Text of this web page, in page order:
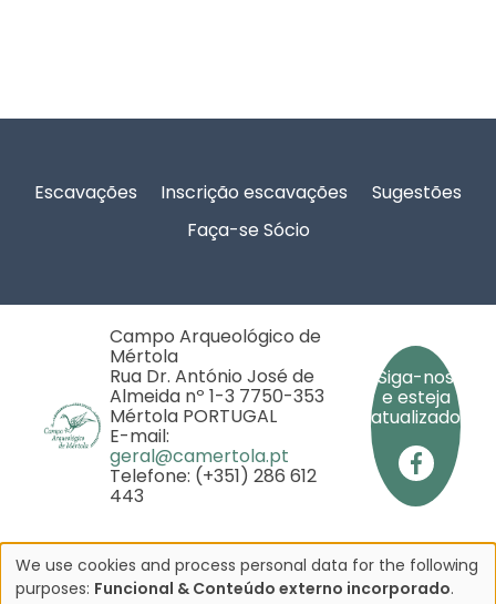
Rodapé
Escavações Inscrição escavações
Sugestões
Faça-se Sócio
Campo Arqueológico de
Mértola
Rua Dr. António José de
Almeida nº 1-3 7750-353
Mértola PORTUGAL
E-mail:
geral@camertola.pt
Telefone: (+351) 286 612
443
Siga-nos
e esteja
atualizado
Copyright © 2025 - Campo Arqueológico de Mértola
Utilização
We use cookies and process personal data for the following
purposes: Funcional & Conteúdo externo incorporado.